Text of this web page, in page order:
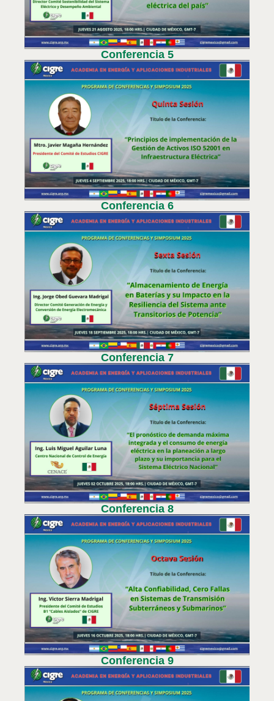
Conferencia 5
Conferencia 6
Conferencia 7
Conferencia 8
Conferencia 9